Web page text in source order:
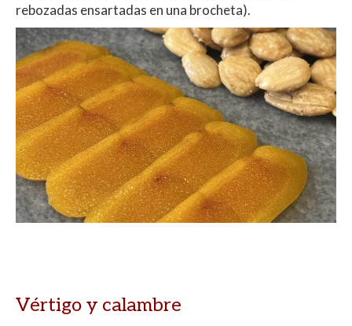
rebozadas ensartadas en una brocheta).
Vértigo y calambre